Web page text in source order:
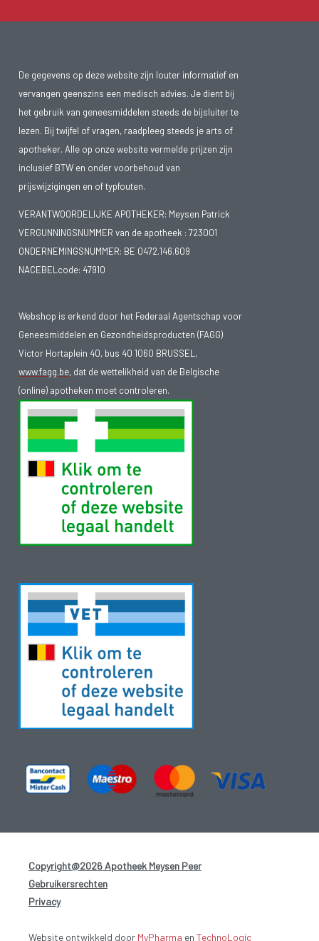
De gegevens op deze website zijn louter informatief en
vervangen geenszins een medisch advies. Je dient bij
het gebruik van geneesmiddelen steeds de bijsluiter te
lezen. Bij twijfel of vragen, raadpleeg steeds je arts of
apotheker. Alle op onze website vermelde prijzen zijn
inclusief BTW en onder voorbehoud van
prijswijzigingen en of typfouten.
VERANTWOORDELIJKE APOTHEKER: Meysen Patrick
VERGUNNINGSNUMMER van de apotheek : 723001
ONDERNEMINGSNUMMER: BE 0472.146.609
NACEBELcode: 47910
Webshop is erkend door het Federaal Agentschap voor
Geneesmiddelen en Gezondheidsproducten (FAGG)
Victor Hortaplein 40, bus 40 1060 BRUSSEL,
www.fagg.be, dat de wettelikheid van de Belgische
(online) apotheken moet controleren.
Copyright@2026 Apotheek Meysen Peer
Gebruikersrechten
Privacy-
Website ontwikkeld door MyPharma en TechnoLogic